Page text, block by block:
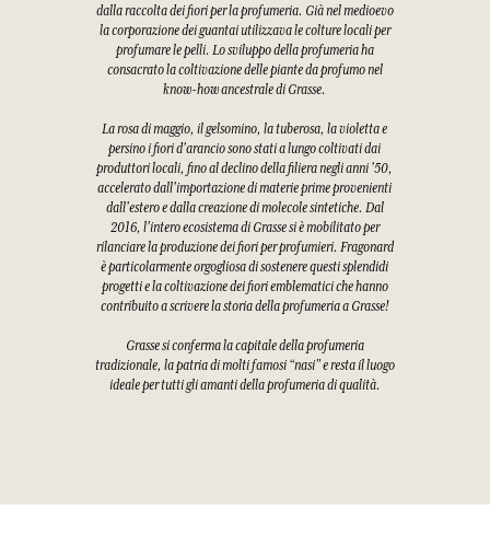
dalla raccolta dei fiori per la profumeria. Già nel medioevo
la corporazione dei guantai utilizzava le colture locali per
profumare le pelli. Lo sviluppo della profumeria ha
consacrato la coltivazione delle piante da profumo nel
know-how ancestrale di Grasse.
La rosa di maggio, il gelsomino, la tuberosa, la violetta e
persino i fiori d'arancio sono stati a lungo coltivati dai
produttori locali, fino al declino della filiera negli anni '50,
accelerato dall'importazione di materie prime provenienti
dall'estero e dalla creazione di molecole sintetiche. Dal
2016, l'intero ecosistema di Grasse si è mobilitato per
rilanciare la produzione dei fiori per profumieri. Fragonard
è particolarmente orgogliosa di sostenere questi splendidi
progetti e la coltivazione dei fiori emblematici che hanno
contribuito a scrivere la storia della profumeria a Grasse!
Grasse si conferma la capitale della profumeria
tradizionale, la patria di molti famosi “nasi” e resta il luogo
ideale per tutti gli amanti della profumeria di qualità.